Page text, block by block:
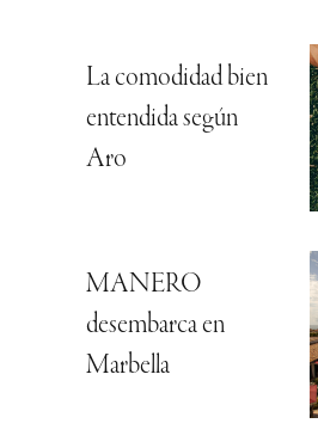
La comodidad bien
entendida según
Aro
MANERO
desembarca en
Marbella